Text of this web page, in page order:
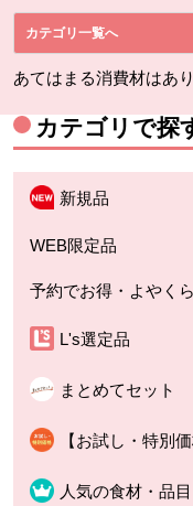
カテゴリ一覧へ
あてはまる消費材はあ
カテゴリで探
新規品
WEB限定品
予約でお得・よやく
L's選定品
まとめてセット
【お試し・特別価
人気の食材・品目